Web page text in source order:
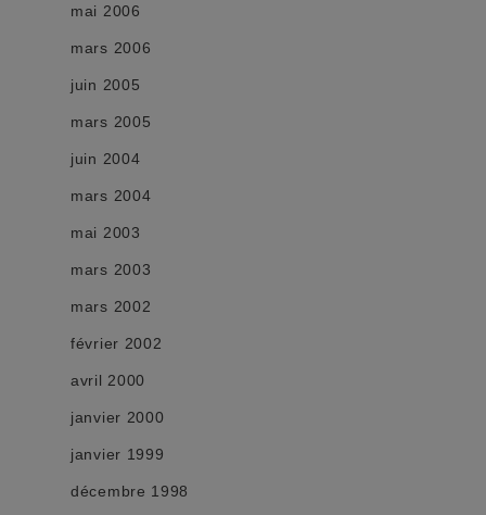
mai 2006
mars 2006
juin 2005
mars 2005
juin 2004
mars 2004
mai 2003
mars 2003
mars 2002
février 2002
avril 2000
janvier 2000
janvier 1999
décembre 1998